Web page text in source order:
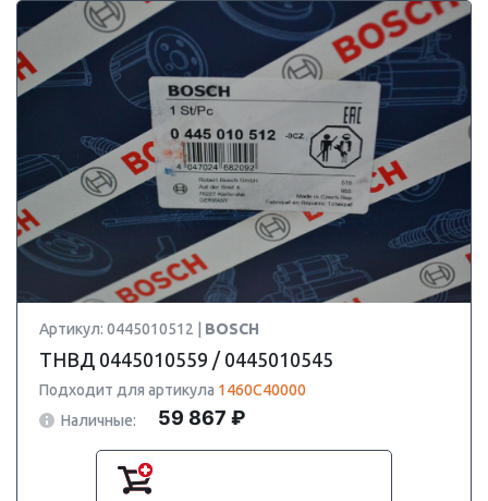
Артикул: 0445010512 | BOSCH
ТНВД 0445010559 / 0445010545
Подходит для артикула 1460C40000
Наличные:
59 867 ₽